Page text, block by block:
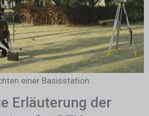
einer Basisstation
Erläuterung der